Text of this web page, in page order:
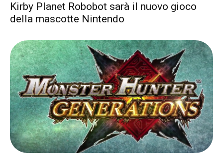
Kirby Planet Robobot sarà il nuovo gioco
della mascotte Nintendo